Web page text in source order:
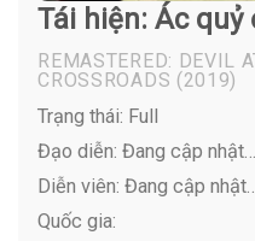
Tái hiện: Ác
REMASTERED: DEVIL
CROSSROADS (2019)
Trạng thái: Full
Đạo diễn: Đang cập nhật…
Diễn viên: Đang cập
Quốc gia: